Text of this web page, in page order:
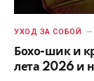
УХОД ЗА СОБОЙ
Бохо-шик и
лета 2026 и